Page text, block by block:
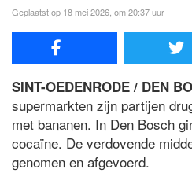
Geplaatst op 18 mei 2026, om 20:37 uur
SINT-OEDENRODE / DEN
supermarkten zijn partijen
met bananen. In Den Bosch
cocaïne. De verdovende
genomen en afgevoerd.